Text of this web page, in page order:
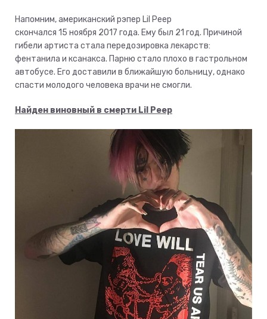
Напомним, американский рэпер Lil Peep
скончался 15 ноября 2017 года. Ему был 21 год. Причиной
гибели артиста стала передозировка лекарств:
фентанила и ксанакса. Парню стало плохо в гастрольном
автобусе. Его доставили в ближайшую больницу, однако
спасти молодого человека врачи не смогли.
Найден виновный в смерти Lil Peep